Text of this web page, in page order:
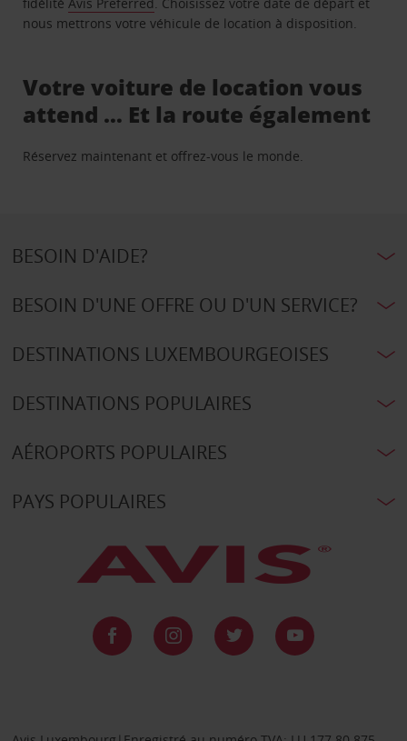
nous mettrons votre véhicule de location à disposition.
Votre voiture de location vous
attend … Et la route également
Réservez maintenant et offrez-vous le monde.
BESOIN D'AIDE?
BESOIN D'UNE OFFRE OU D'UN SERVICE?
DESTINATIONS LUXEMBOURGEOISES
DESTINATIONS POPULAIRES
AÉROPORTS POPULAIRES
PAYS POPULAIRES